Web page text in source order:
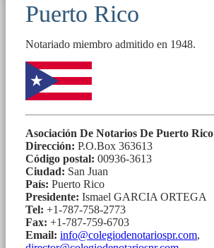
Puerto Rico
Notariado miembro admitido en 1948.
Asociación De Notarios De Puerto Rico
Dirección: P.O.Box 363613
Código postal: 00936-3613
Ciudad: San Juan
País: Puerto Rico
Presidente: Ismael GARCIA ORTEGA
Tel: +1-787-758-2773
Fax: +1-787-759-6703
Email: info@colegiodenotariospr.com,